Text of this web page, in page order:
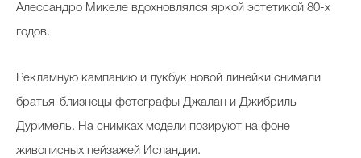
Алессандро Микеле вдохновлялся яркой эстетикой 80-х
годов.
Рекламную кампанию и лукбук новой линейки снимали
братья-близнецы фотографы Джалан и Джибриль
Дуримель. На снимках модели позируют на фоне
живописных пейзажей Исландии.